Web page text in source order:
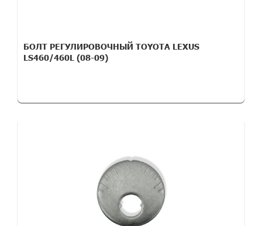
БОЛТ РЕГУЛИРОВОЧНЫЙ TOYOTA LEXUS
LS460/460L (08-09)